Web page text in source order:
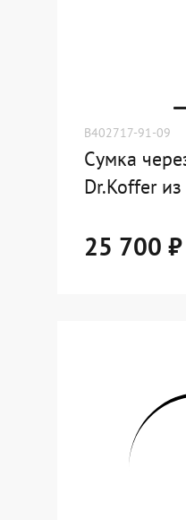
B402717-91-09
Сумка
Dr.Koffer
25 700 ₽